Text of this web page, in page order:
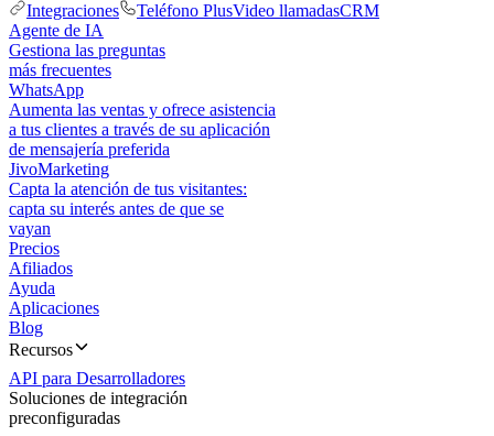
Integraciones
Teléfono PlusVideo llamadasCRM
Agente de IA
Gestiona las preguntas
más frecuentes
WhatsApp
Aumenta las ventas y ofrece asistencia
a tus clientes a través de su aplicación
de mensajería preferida
JivoMarketing
Capta la atención de tus visitantes:
capta su interés antes de que se
vayan
Precios
Afiliados
Ayuda
Aplicaciones
Blog
Recursos
API para Desarrolladores
Soluciones de integración
preconfiguradas